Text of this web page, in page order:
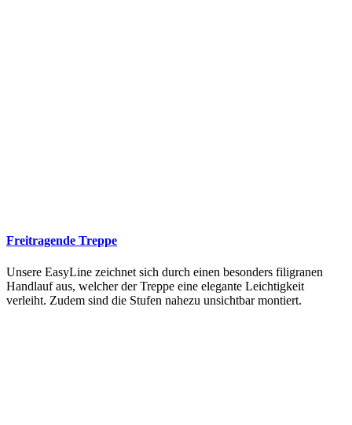
Freitragende Treppe
Unsere EasyLine zeichnet sich durch einen besonders filigranen
Handlauf aus, welcher der Treppe eine elegante Leichtigkeit
verleiht. Zudem sind die Stufen nahezu unsichtbar montiert.